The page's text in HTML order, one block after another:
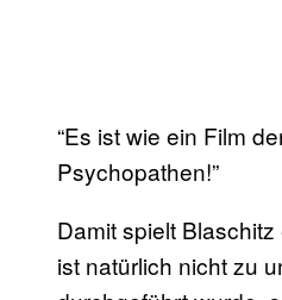
“Es ist wie ein Film
Psychopathen!”
Damit spielt
ist natürlich nicht zu